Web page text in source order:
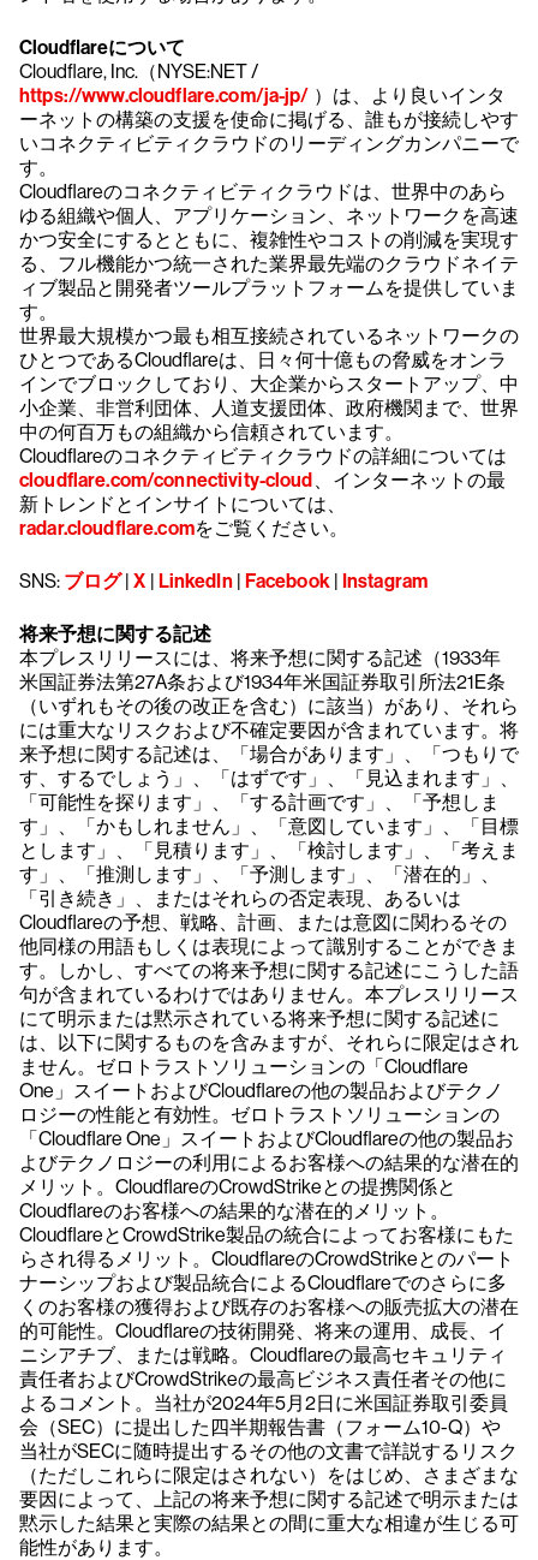
Cloudflareについて
Cloudflare, Inc.（NYSE:NET /
https://www.cloudflare.com/ja-jp/ ）は、より良いインタ
ーネットの構築の支援を使命に掲げる、誰もが接続しやす
いコネクティビティクラウドのリーディングカンパニーで
す。
Cloudflareのコネクティビティクラウドは、世界中のあら
ゆる組織や個人、アプリケーション、ネットワークを高速
かつ安全にするとともに、複雑性やコストの削減を実現す
る、フル機能かつ統一された業界最先端のクラウドネイテ
ィブ製品と開発者ツールプラットフォームを提供していま
す。
世界最大規模かつ最も相互接続されているネットワークの
ひとつであるCloudflareは、日々何十億もの脅威をオンラ
インでブロックしており、大企業からスタートアップ、中
小企業、非営利団体、人道支援団体、政府機関まで、世界
中の何百万もの組織から信頼されています。
Cloudflareのコネクティビティクラウドの詳細については
cloudflare.com/connectivity-cloud、インターネットの最
新トレンドとインサイトについては、
radar.cloudflare.comをご覧ください。
SNS: ブログ|X | LinkedIn| Facebook| Instagram
将来予想に関する記述
本プレスリリースには、将来予想に関する記述（1933年
米国証券法第27A条および1934年米国証券取引所法21E条
（いずれもその後の改正を含む）に該当）があり、それら
には重大なリスクおよび不確定要因が含まれています。将
来予想に関する記述は、「場合があります」、「つもりで
す、するでしょう」、「はずです」、「見込まれます」、
「可能性を探ります」、「する計画です」、「予想しま
す」、「かもしれません」、「意図しています」、「目標
とします」、「見積ります」、「検討します」、「考えま
す」、「推測します」、「予測します」、「潜在的」、
「引き続き」、またはそれらの否定表現、あるいは
Cloudflareの予想、戦略、計画、または意図に関わるその
他同様の用語もしくは表現によって識別することができま
す。しかし、すべての将来予想に関する記述にこうした語
句が含まれているわけではありません。本プレスリリース
にて明示または黙示されている将来予想に関する記述に
は、以下に関するものを含みますが、それらに限定はされ
ません。ゼロトラストソリューションの「Cloudflare
One」スイートおよびCloudflareの他の製品およびテクノ
ロジーの性能と有効性。ゼロトラストソリューションの
「Cloudflare One」スイートおよびCloudflareの他の製品お
よびテクノロジーの利用によるお客様への結果的な潜在的
メリット。CloudflareのCrowdStrikeとの提携関係と
Cloudflareのお客様への結果的な潜在的メリット。
CloudflareとCrowdStrike製品の統合によってお客様にもた
らされ得るメリット。CloudflareのCrowdStrikeとのパート
ナーシップおよび製品統合によるCloudflareでのさらに多
くのお客様の獲得および既存のお客様への販売拡大の潜在
的可能性。Cloudflareの技術開発、将来の運用、成長、イ
ニシアチブ、または戦略。Cloudflareの最高セキュリティ
責任者およびCrowdStrikeの最高ビジネス責任者その他に
よるコメント。当社が2024年5月2日に米国証券取引委員
会（SEC）に提出した四半期報告書（フォーム10-Q）や
当社がSECに随時提出するその他の文書で詳説するリスク
（ただしこれらに限定はされない）をはじめ、さまざまな
要因によって、上記の将来予想に関する記述で明示または
黙示した結果と実際の結果との間に重大な相違が生じる可
能性があります。